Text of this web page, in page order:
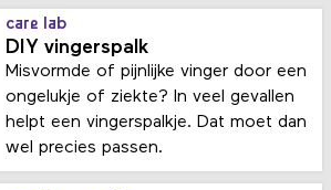
care lab
DIY vingerspalk
Misvormde of pijnlijke vinger door een
ongelukje of ziekte? In veel gevallen
helpt een vingerspalkje. Dat moet dan
wel precies passen.